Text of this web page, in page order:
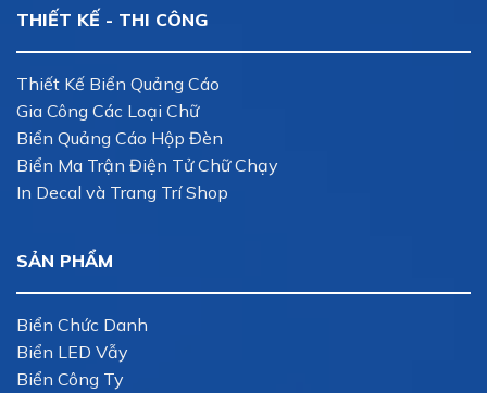
THIẾT KẾ - THI CÔNG
Thiết Kế Biển Quảng Cáo
Gia Công Các Loại Chữ
Biển Quảng Cáo Hộp Đèn
Biển Ma Trận Điện Tử Chữ Chạy
In Decal và Trang Trí Shop
SẢN PHẨM
Biển Chức Danh
Biển LED Vẫy
Biển Công Ty